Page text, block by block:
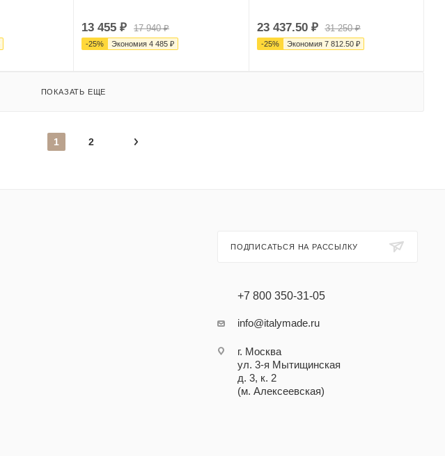
13 455 ₽ 17 940₽
-25% Экономия 4 485 ₽
23 437.50₽ 31 250₽
-25% Экономия 7 812.50₽
ПОКАЗАТЬ ЕЩЕ
1 2
ПОДПИСАТЬСЯ НА РАССЫЛКУ
+7 800 350-31-05
info@italymade.ru
г. Москва
ул. 3-я Мытищинская
д. 3, к. 2
(м. Алексеевская)